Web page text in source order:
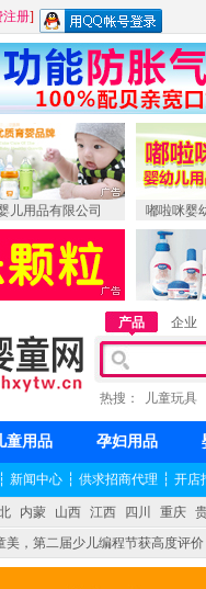
注册]
儿用品有限公司 嘟啦咪婴
产品 企业
热搜： 儿童玩具
童用品 孕妇用品
┆ 新闻中心 ┆ 供求招商代理 ┆ 开店
内蒙 山西 江西 四川 重庆
美，第二届少儿编程节获高度评价
型,毕竟母婴产品比较特殊。”
妇